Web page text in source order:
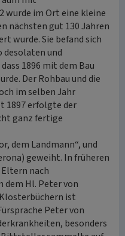
wurde im Ort eine kleine
nächsten gut 130 Jahren
wurde. Sie befand sich
desolaten und
1896 mit dem Bau
Der Rohbau und die
im selben Jahr
1897 erfolgte der
ganz fertige
dem Landmann“, und
geweiht. In früheren
nach
dem Hl. Peter von
ist
Peter von
besonders